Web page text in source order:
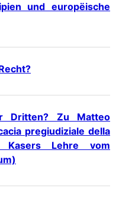
und europëische
Dritten? Zu Matteo
pregiudiziale della
Lehre vom